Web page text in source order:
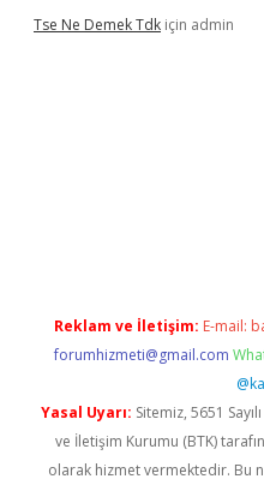
Tse Ne Demek Tdk için admin
Reklam ve İletişim: E-mail:
forumhizmeti@gmail.com
Yasal Uyarı: Sitemiz, 5651
ve İletişim Kurumu (BTK)
olarak hizmet vermektedir. Bu